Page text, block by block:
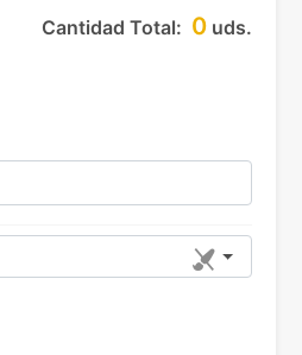
Cantidad Total: 0 uds.